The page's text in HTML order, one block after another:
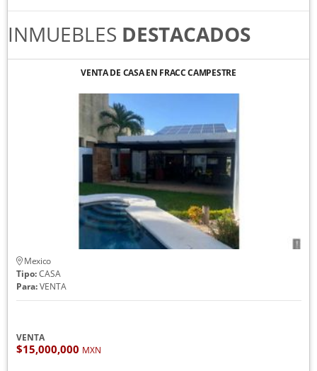
INMUEBLES DESTACADOS
VENTA DE CASA EN FRACC CAMPESTRE
Mexico
Tipo:CASA
Para:VENTA
VENTA
$15,000,000 MXN